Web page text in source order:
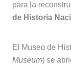
para la
de Historia
El Museo de
Museum) se